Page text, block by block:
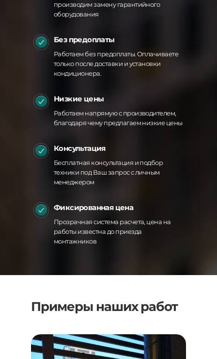
производим замену гарантийного
оборудования
Без предоплаты
Работаем без предоплаты. Оплачиваете
только после доставки и установки
кондиционера.
Низкие цены
Работаем напрямую с производителем,
благодаря чему предлагаем низкие цены
Консультация
Бесплатная консультация и подбор
техники под Ваш запрос с личным
менеджером
Фиксированная цена
Прозрачная система расчета, цена на
работы известна до приезда
монтажников
Примеры наших работ